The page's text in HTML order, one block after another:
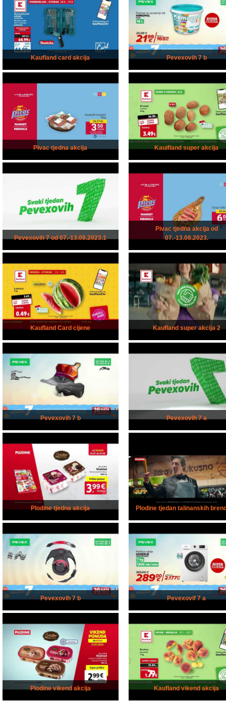
Kaufland card akcija Pevexovih 7 b
Pivac tjedna akcija Kauifland super akcija
Pevexovih 7 od 07.-13.08.2023.1
Pivac tjedna akcija od
07.-13.08.2023.
Kaufland Card cijene Kaufland super akcija 2
Pevexovih 7 b Pevexovih 7 a
Plodine tjedna akcija Plodine tjedan talinanskih
Pevexovih 7 b Pevexovif 7 a
Plodine vikend akcija Kaufland vikend akcija